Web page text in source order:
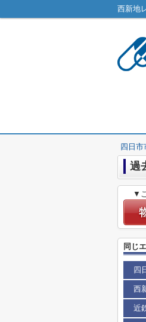
西新地
四日市
過
▼
同じ
四
西
近